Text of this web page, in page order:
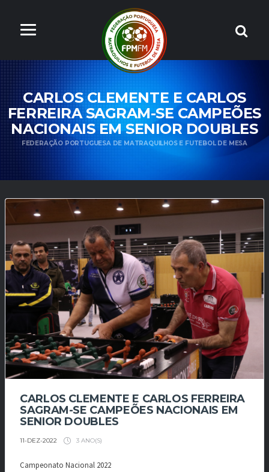
CARLOS CLEMENTE E CARLOS
FERREIRA SAGRAM-SE CAMPEÕES
NACIONAIS EM SENIOR DOUBLES
FEDERAÇÃO PORTUGUESA DE MATRAQUILHOS E FUTEBOL DE MESA
CARLOS CLEMENTE E CARLOS FERREIRA
SAGRAM-SE CAMPEÕES NACIONAIS EM
SENIOR DOUBLES
11-DEZ-2022 3 ANO(S)
Campeonato Nacional 2022